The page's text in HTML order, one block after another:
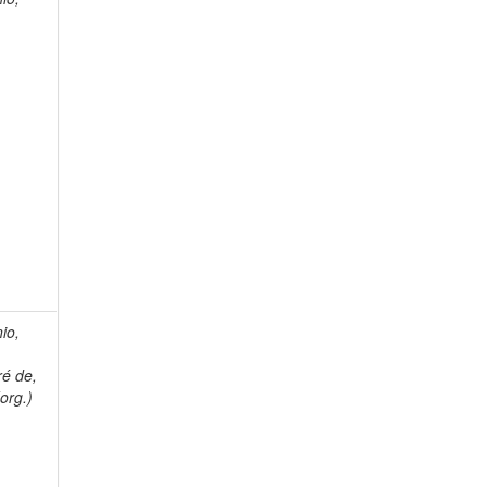
de,